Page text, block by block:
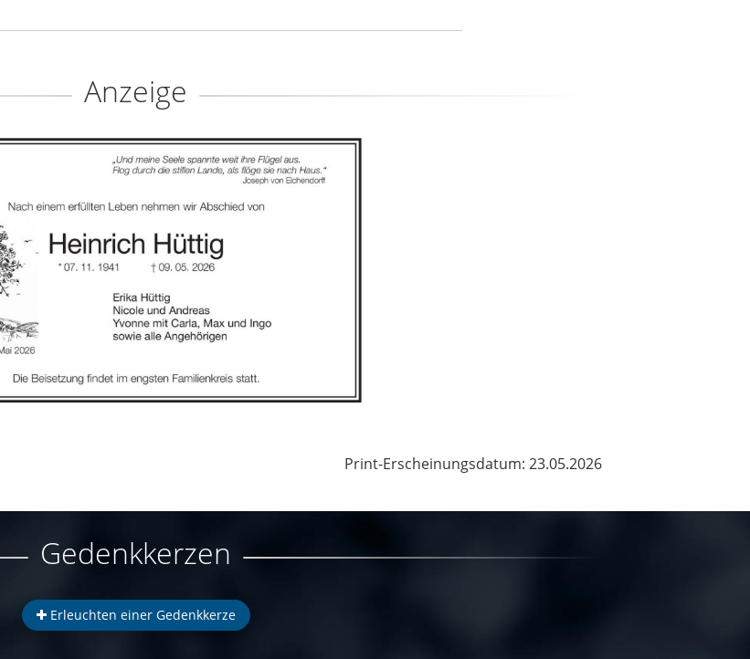
Anzeige
Print-Erscheinungsdatum: 23.05.2026
Gedenkkerzen
Erleuchten einer Gedenkkerze